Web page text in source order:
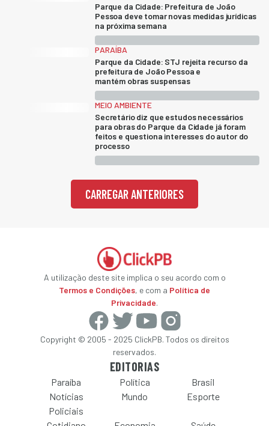
Parque da Cidade: Prefeitura de João
Pessoa deve tomar novas medidas jurídicas
na próxima semana
PARAÍBA
Parque da Cidade: STJ rejeita recurso da
prefeitura de João Pessoa e
mantém obras suspensas
MEIO AMBIENTE
Secretário diz que estudos necessários
para obras do Parque da Cidade já foram
feitos e questiona interesses do autor do
processo
CARREGAR ANTERIORES
A utilização deste site implica o seu acordo com o
Termos e Condições, e com a Política de
Privacidade.
Copyright © 2005 - 2025 ClickPB. Todos os direitos
reservados.
EDITORIAS
Paraíba Política
Brasil
Notícias
Policiais
Mundo Esporte